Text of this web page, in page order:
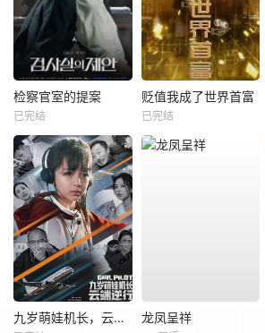
检察官室的提案
已完结
贬值我成了世界首富
已完结
九岁萌娃机长，云端逆行 龙凤呈祥